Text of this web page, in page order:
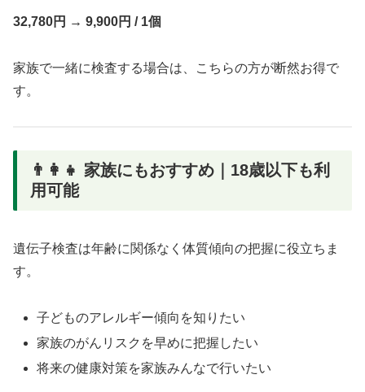
32,780円 → 9,900円 / 1個
家族で一緒に検査する場合は、こちらの方が断然お得で
す。
👨‍👩‍👧 家族にもおすすめ｜18歳以下も利
用可能
遺伝子検査は年齢に関係なく体質傾向の把握に役立ちま
す。
子どものアレルギー傾向を知りたい
家族のがんリスクを早めに把握したい
将来の健康対策を家族みんなで行いたい